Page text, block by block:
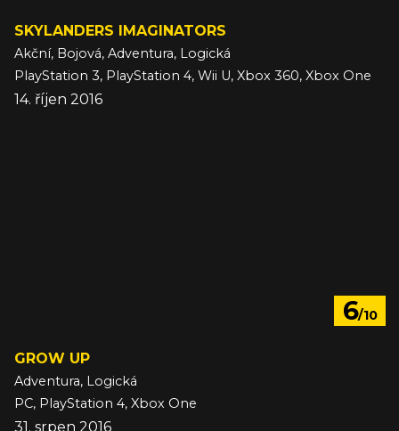
SKYLANDERS IMAGINATORS
Akční, Bojová, Adventura, Logická
PlayStation 3, PlayStation 4, Wii U, Xbox 360, Xbox One
14. říjen 2016
6/10
GROW UP
Adventura, Logická
PC, PlayStation 4, Xbox One
31. srpen 2016